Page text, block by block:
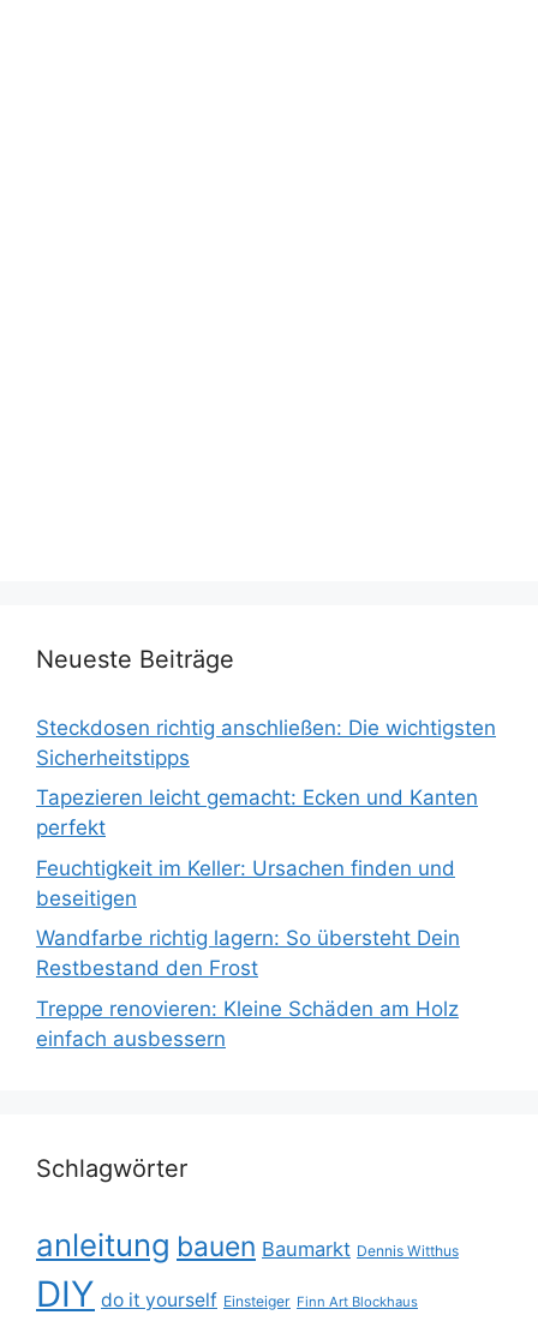
Neueste Beiträge
Steckdosen richtig anschließen: Die wichtigsten
Sicherheitstipps
Tapezieren leicht gemacht: Ecken und Kanten
perfekt
Feuchtigkeit im Keller: Ursachen finden und
beseitigen
Wandfarbe richtig lagern: So übersteht Dein
Restbestand den Frost
Treppe renovieren: Kleine Schäden am Holz
einfach ausbessern
Schlagwörter
anleitung bauen Baumarkt Dennis Witthus
DIY do it yourself Einsteiger Finn Art Blockhaus